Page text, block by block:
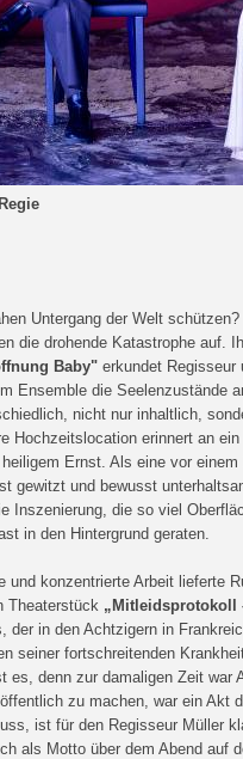
Untergang der Welt
die drohende Katastrophe auf.
Baby" erkundet Regisseur
Ensemble die Seelenzustände
nicht nur inhaltlich,
Hochzeitslocation erinnert an
Ernst. Als eine vor
gewitzt und bewusst
Inszenierung, die so viel
in den Hintergrund geraten.
und konzentrierte Arbeit lieferte
Theaterstück „Mitleidsprotokoll
der in den Achtzigern in
seiner fortschreitenden
es, denn zur damaligen Zeit war
zu machen, war ein Akt
ist für den Regisseur Müller
als Motto über dem Abend auf